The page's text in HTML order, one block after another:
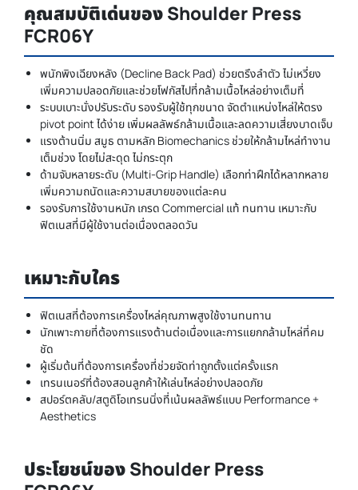
คุณสมบัติเด่นของ Shoulder Press
FCR06Y
พนักพิงเฉียงหลัง (Decline Back Pad) ช่วยตรึงลำตัว ไม่เหวี่ยง
เพิ่มความปลอดภัยและช่วยโฟกัสไปที่กล้ามเนื้อไหล่อย่างเต็มที่
ระบบเบาะนั่งปรับระดับ รองรับผู้ใช้ทุกขนาด จัดตำแหน่งไหล่ให้ตรง
pivot point ได้ง่าย เพิ่มผลลัพธ์กล้ามเนื้อและลดความเสี่ยงบาดเจ็บ
แรงต้านนิ่ม สมูธ ตามหลัก Biomechanics ช่วยให้กล้ามไหล่ทำงาน
เต็มช่วง โดยไม่สะดุด ไม่กระตุก
ด้ามจับหลายระดับ (Multi-Grip Handle) เลือกท่าฝึกได้หลากหลาย
เพิ่มความถนัดและความสบายของแต่ละคน
รองรับการใช้งานหนัก เกรด Commercial แท้ ทนทาน เหมาะกับ
ฟิตเนสที่มีผู้ใช้งานต่อเนื่องตลอดวัน
เหมาะกับใคร
ฟิตเนสที่ต้องการเครื่องไหล่คุณภาพสูงใช้งานทนทาน
นักเพาะกายที่ต้องการแรงต้านต่อเนื่องและการแยกกล้ามไหล่ที่คม
ชัด
ผู้เริ่มต้นที่ต้องการเครื่องที่ช่วยจัดท่าถูกตั้งแต่ครั้งแรก
เทรนเนอร์ที่ต้องสอนลูกค้าให้เล่นไหล่อย่างปลอดภัย
สปอร์ตคลับ/สตูดิโอเทรนนิ่งที่เน้นผลลัพธ์แบบ Performance +
Aesthetics
ประโยชน์ของ Shoulder Press